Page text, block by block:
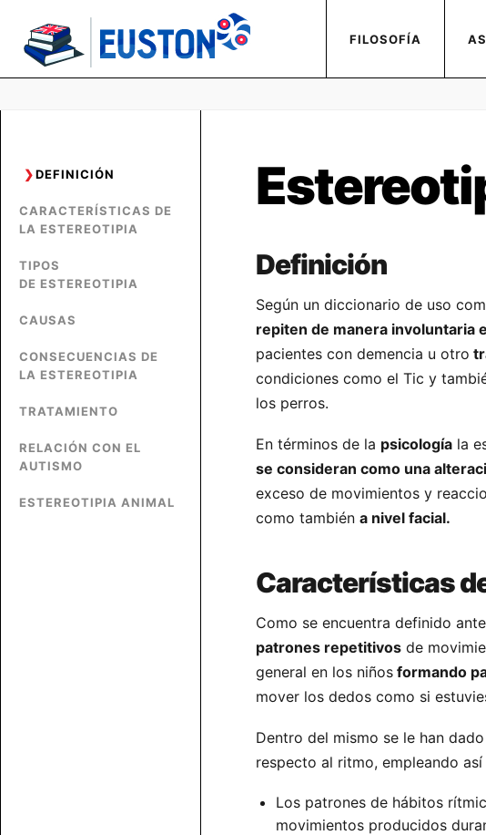
FILOSOFÍA
DEFINICIÓN
CARACTERÍSTICAS DE
LA ESTEREOTIPIA
TIPOS
DE ESTEREOTIPIA
CAUSAS
CONSECUENCIAS DE
LA ESTEREOTIPIA
TRATAMIENTO
RELACIÓN CON EL
AUTISMO
ESTEREOTIPIA ANIMAL
Definición
Según un diccionario de uso
repiten de manera involuntaria
pacientes con demencia u otro
condiciones como el Tic y
los perros.
En términos de la psicología la
se consideran como una
exceso de movimientos y
como también a nivel facial.
Características
Como se encuentra definido
patrones repetitivos de
general en los niños formando
mover los dedos como si
Dentro del mismo se le han
respecto al ritmo, empleando
Los patrones de hábitos
movimientos producidos